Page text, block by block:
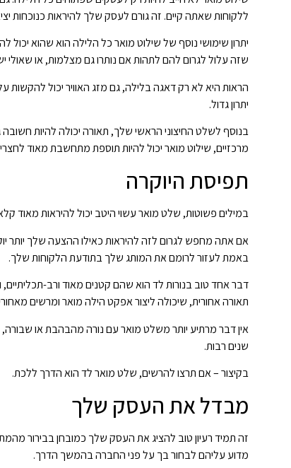
ללקוחות שאתה קיים. זה גורם לעסק שלך להיראות
יתרון שימושי נוסף של שילוט מואר כל הלילה הוא שהוא
שזה עלול לגרום להם לתהות אם נותרו גם מצלמות, או שאולי
הראות היא לא רק דאגה בלילה, גם מזג האוויר יכול
יתרון גדול.
בנוסף לשלט החיצוני הראשי שלך, תאורה יכולה להיות
מרכזיים, שילוט מואר יכול להיות תוספת מתחשבת מאוד
תפיסת היוקרה
במילים פשוטות, שלט מואר עשוי היטב יכול להיראות מאוד
אם אתה מחפש לגרום לזה להיראות כאילו ההצעה שלך יותר
באמת לעזור לרומם את המותג שלך בתודעת הלקוחות שלך.
דבר אחד טוב בנורות לד הוא שהם קטנים מאוד ורב-
תאורה אחורית, שיכולה ליצור אפקט הילה מואר ומרשים מאחורי
אין דבר מרתיע יותר משלט מואר עם נורה מהבהבת או
שנים רבות.
בקיצור – אם תרצו להרשים, שלט מואר לד הוא הדרך ללכת.
מבדל את העסק שלך
זה תמיד רעיון טוב להציג את העסק שלך כמובחן בבירור
מדוע עליהם לבחור בך על פני החברה בהמשך הדרך.